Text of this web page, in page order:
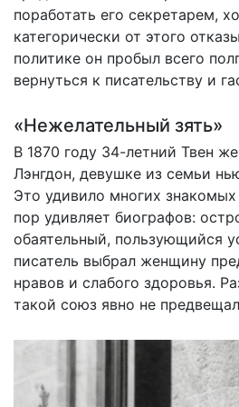
поработать его секретарем,
категорически от этого
политике он пробыл всего
вернуться к писательству и
«Нежелательный зять»
В 1870 году 34-летний Твен
Лэнгдон, девушке из семьи
Это удивило многих
пор удивляет биографов:
обаятельный, пользующийся
писатель выбрал женщину
нравов и слабого здоровья.
такой союз явно не